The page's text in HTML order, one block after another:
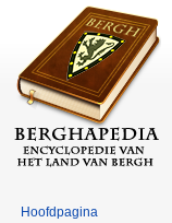
Hoofdpagina